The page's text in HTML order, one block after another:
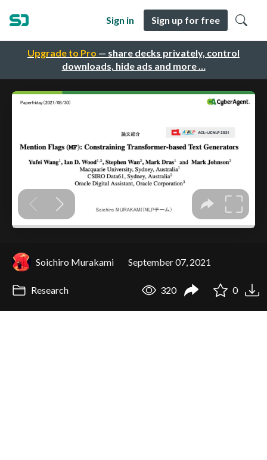
Upgrade to Pro — share decks privately, control
downloads, hide ads and more …
Sign in Sign up for free
Soichiro Murakami September 07, 2021
Research 320 0